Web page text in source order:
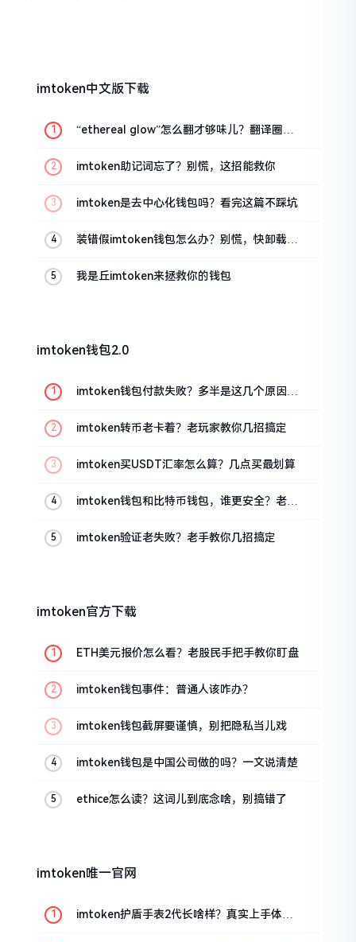
imtoken中文版下载
“ethereal glow”怎么翻才够味儿？翻译圈老
imtoken助记词忘了？别慌，这招能救你
imtoken是去中心化钱包吗？看完这篇不踩坑
装错假imtoken钱包怎么办？别慌，快卸载，
我是丘imtoken来拯救你的钱包
imtoken钱包2.0
imtoken钱包付款失败？多半是这几个原因闹
imtoken转币老卡着？老玩家教你几招搞定
imtoken买USDT汇率怎么算？几点买最划算
imtoken钱包和比特币钱包，谁更安全？老玩
imtoken验证老失败？老手教你几招搞定
imtoken官方下载
ETH美元报价怎么看？老股民手把手教你盯盘
imtoken钱包事件：普通人该咋办？
imtoken钱包截屏要谨慎，别把隐私当儿戏
imtoken钱包是中国公司做的吗？一文说清楚
ethice怎么读？这词儿到底念啥，别搞错了
imtoken唯一官网
imtoken护盾手表2代长啥样？真实上手体验